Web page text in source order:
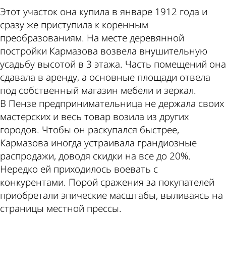
Этот участок она купила в январе 1912 года и
сразу же приступила к коренным
преобразованиям. На месте деревянной
постройки Кармазова возвела внушительную
усадьбу высотой в 3 этажа. Часть помещений она
сдавала в аренду, а основные площади отвела
под собственный магазин мебели и зеркал.
В Пензе предпринимательница не держала своих
мастерских и весь товар возила из других
городов. Чтобы он раскупался быстрее,
Кармазова иногда устраивала грандиозные
распродажи, доводя скидки на все до 20%.
Нередко ей приходилось воевать с
конкурентами. Порой сражения за покупателей
приобретали эпические масштабы, выливаясь на
страницы местной прессы.